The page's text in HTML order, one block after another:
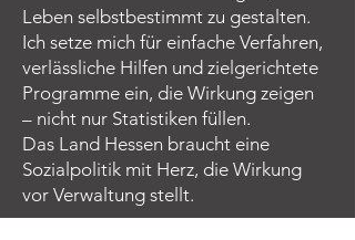
Leben selbstbestimmt zu gestalten.
Ich setze mich für einfache Verfahren,
verlässliche Hilfen und zielgerichtete
Programme ein, die Wirkung zeigen
– nicht nur Statistiken füllen.
Das Land Hessen braucht eine
Sozialpolitik mit Herz, die Wirkung
vor Verwaltung stellt.